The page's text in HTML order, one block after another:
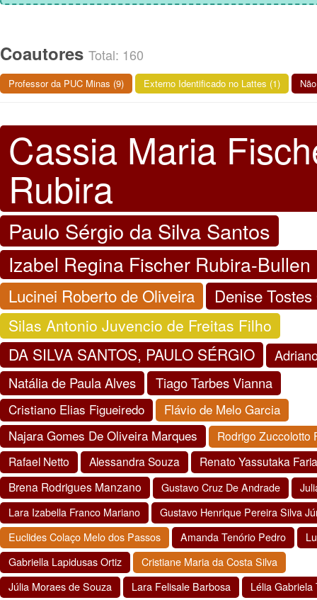
Coautores Total: 160
Professor da PUC Minas (9) Externo Identificado no Lattes (1)
Cassia Maria
Rubira
Paulo Sérgio da Silva Santos
Izabel Regina Fischer Rubira-Bullen
Lucinei Roberto de Oliveira Denise
Silas Antonio Juvencio de Freitas Filho
DA SILVA SANTOS, PAULO SÉRGIO
Natália de Paula Alves
Tiago Tarbes Vianna
Cristiano Elias Figueiredo
Flávio de Melo Garcia
Najara Gomes De Oliveira Marques
Rodrigo Zuccolotto
Rafael Netto
Alessandra Souza
Renato Yassutaka
Brena Rodrigues Manzano
Gustavo Cruz De Andrade
Lara Izabella Franco Mariano
Gustavo Henrique Pereira Silva
Euclides Colaço Melo dos Passos
Amanda Tenório Pedro
Gabriella Lapidusas Ortiz
Cristiane Maria da Costa Silva
Júlia Moraes de Souza
Lara Felisale Barbosa
Lélia Gabriela